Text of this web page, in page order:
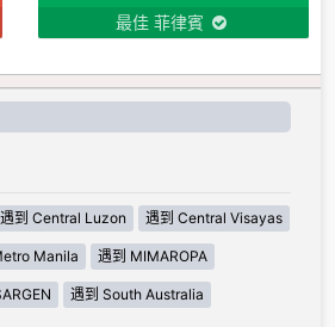
最佳 菲律賓
遇到 Central Luzon 遇到 Central Visayas
Manila 遇到 MIMAROPA
遇到 South Australia